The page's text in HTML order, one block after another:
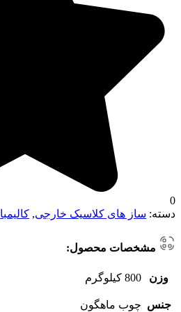
0
دسته: ساز های کلاسیک خارجی, کالیمبا
مشخصات محصول:
وزن 800 کیلوگرم
جنس چوب ماهگون